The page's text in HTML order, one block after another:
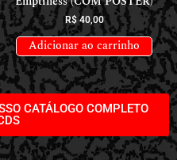
R$40,00
Adicionar ao carrinho
CATÁLOGO COMPLETO